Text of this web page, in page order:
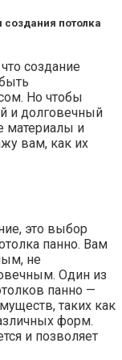
потолка
создание
Но чтобы
и долговечный
материалы и
вам, как их
это выбор
панно. Вам
не
Один из
панно —
таких как
форм.
и позволяет